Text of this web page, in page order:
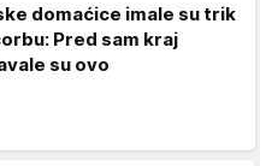
domaćice imale su trik
Pred sam kraj
su ovo